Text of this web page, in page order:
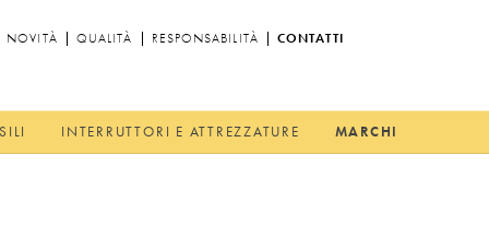
NOVITÀ QUALITÀ RESPONSABILITÀ CONTATTI
INTERRUTTORI E ATTREZZATURE MARCHI